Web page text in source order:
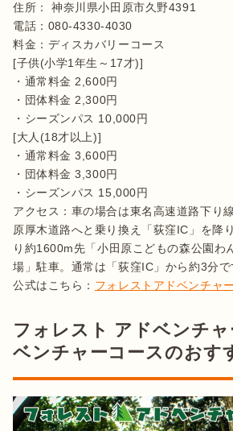
住所： 神奈川県小田原市久野4391
電話：080-4330-4030
料金：ディスカバリーコース
[子供(小学1年生～17才)]
・通常料金 2,600円
・団体料金 2,300円
・シーズンパス 10,000円
[大人(18才以上)]
・通常料金 3,600円
・団体料金 3,300円
・シーズンパス 15,000円
アクセス：車の場合は東名高速道路下り
原厚木道路へと乗り換え「荻窪IC」を降
り約1600m先「小田原こどもの森公園わ
場」駐車。通常は「荻窪IC」から約3分で
公式はこちら： フォレストアドベンチャ
フォレスト アドベンチャ
ベンチャーコースのおす